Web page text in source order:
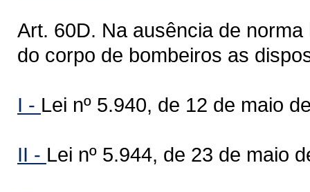
Art. 60D. Na ausência de
do corpo de bombeiros as
I - Lei nº 5.940, de 12 de maio
II - Lei nº 5.944, de 23 de maio